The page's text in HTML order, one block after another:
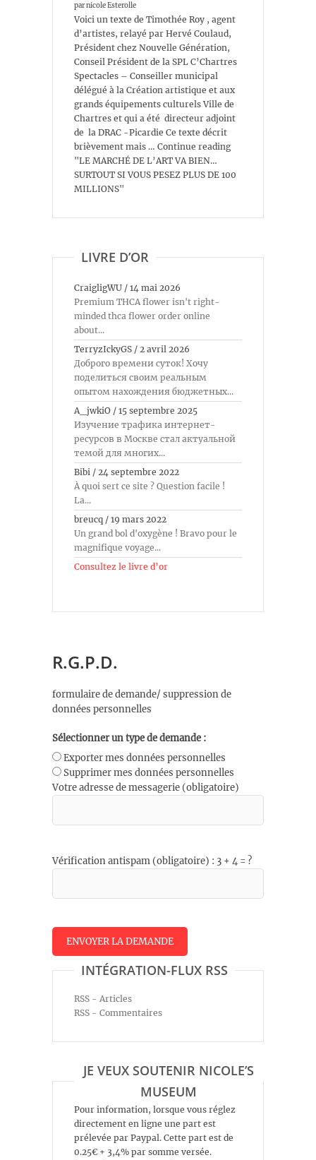
par nicole Esterolle
Voici un texte de Timothée Roy , agent
d’artistes, relayé par Hervé Coulaud,
Président chez Nouvelle Génération,
Conseil Président de la SPL C’Chartres
Spectacles – Conseiller municipal
délégué à la Création artistique et aux
grands équipements culturels Ville de
Chartres et qui a été directeur adjoint
de la DRAC -Picardie Ce texte décrit
brièvement mais … Continue reading
"LE MARCHÉ DE L’ART VA BIEN…
SURTOUT SI VOUS PESEZ PLUS DE 100
MILLIONS"
LIVRE D’OR
CraigligWU / 14 mai 2026
Premium THCA flower isn't right-
minded thca flower order online
about...
TerryzIckyGS / 2 avril 2026
Доброго времени суток! Хочу
поделиться своим реальным
опытом нахождения бюджетных...
A_jwkiO / 15 septembre 2025
Изучение трафика интернет-
ресурсов в Москве стал актуальной
темой для многих...
Bibi / 24 septembre 2022
À quoi sert ce site ? Question facile !
La...
breucq / 19 mars 2022
Un grand bol d'oxygène ! Bravo pour le
magnifique voyage...
Consultez le livre d’or
R.G.P.D.
formulaire de demande/ suppression de
données personnelles
Sélectionner un type de demande :
Exporter mes données personnelles
Supprimer mes données personnelles
Votre adresse de messagerie (obligatoire)
Vérification antispam (obligatoire) : 3 + 4 = ?
INTÉGRATION-FLUX RSS
RSS - Articles
RSS - Commentaires
JE VEUX SOUTENIR NICOLE’S
MUSEUM
Pour information, lorsque vous réglez
directement en ligne une part est
prélevée par Paypal. Cette part est de
0.25€ + 3,4% par somme versée.